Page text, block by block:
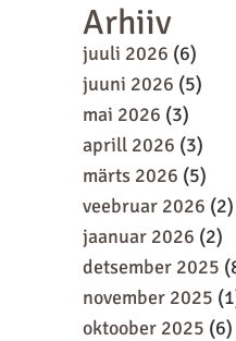
Arhiiv
juuli 2026 (6)
juuni 2026 (5)
mai 2026 (3)
aprill 2026 (3)
märts 2026 (5)
veebruar 2026 (2)
jaanuar 2026 (2)
detsember 2025
november 2025
oktoober 2025 (6)